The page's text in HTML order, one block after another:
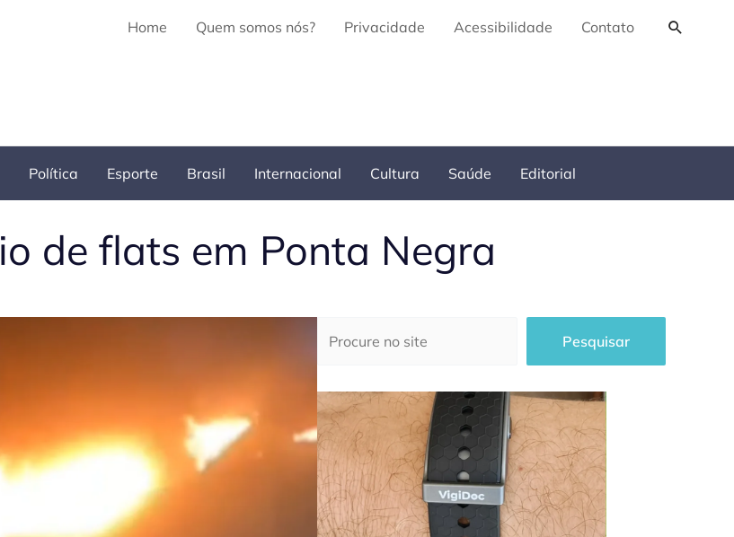
Home Quem somos nós? Privacidade Acessibilidade Contato
Política Esporte Brasil Internacional Cultura Saúde Editorial
de flats em Ponta Negra
Pesquisar